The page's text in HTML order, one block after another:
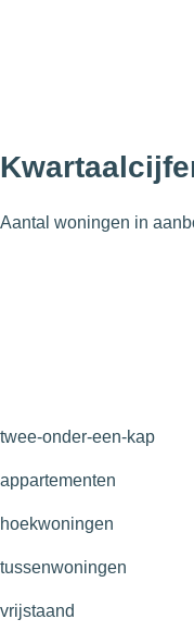
Aantal woningen in
twee-onder-een-kap
appartementen
hoekwoningen
tussenwoningen
vrijstaand